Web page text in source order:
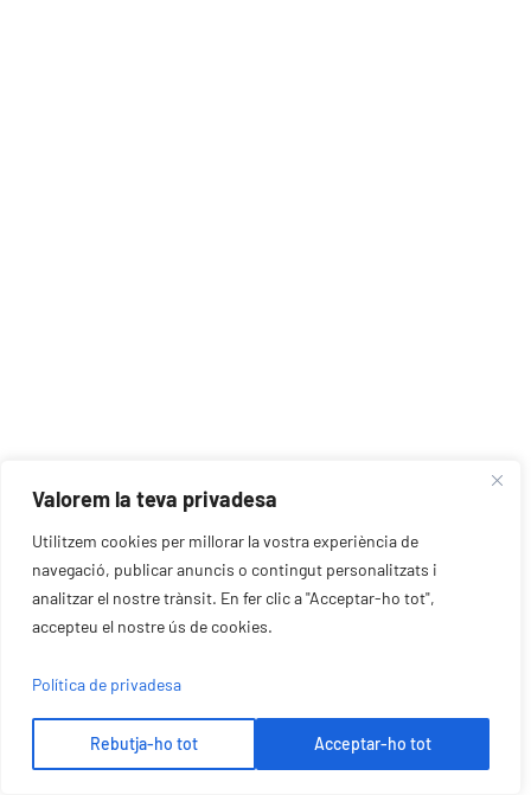
Valorem la teva privadesa
Utilitzem cookies per millorar la vostra experiència de
navegació, publicar anuncis o contingut personalitzats i
analitzar el nostre trànsit. En fer clic a "Acceptar-ho tot",
accepteu el nostre ús de cookies.
Política de privadesa
Rebutja-ho tot Acceptar-ho tot